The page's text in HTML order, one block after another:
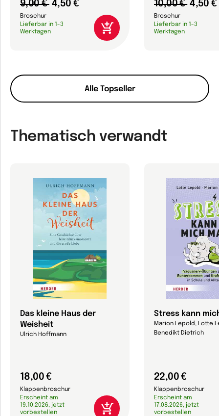
Alle Topseller
9,00 € 4,50 €
Broschur
Lieferbar in 1-3
Werktagen
10,00 € 4,50 €
Broschur
Lieferbar in 1-3
Werktagen
Thematisch verwandt
Das kleine Haus der
Weisheit
Ulrich Hoffmann
18,00 €
Klappenbroschur
Erscheint am
19.10.2026, jetzt
vorbestellen
Stress kann
Marion Lepold, Lotte
Benedikt Dietrich
22,00 €
Klappenbroschur
Erscheint am
17.08.2026, jetzt
vorbestellen